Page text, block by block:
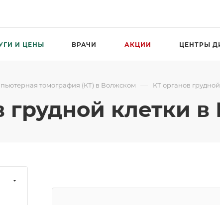
И ЦЕНЫ ВРАЧИ АКЦИИ ЦЕНТРЫ
томография (КТ) в Волжском — КТ органов
грудной клетки